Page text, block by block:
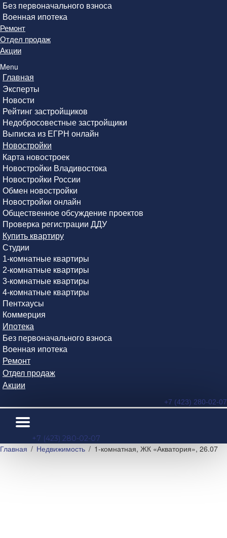
Без первоначального взноса
Военная ипотека
Ремонт
Отдел продаж
Акции
Menu
Главная
Эксперты
Новости
Рейтинг застройщиков
Недобросовестные застройщики
Выписка из ЕГРН онлайн
Новостройки
Карта новостроек
Новостройки Владивостока
Новостройки России
Обмен новостройки
Новостройки онлайн
Общественное обсуждение проектов
Проверка регистрации ДДУ
Купить квартиру
Студии
1-комнатные квартиры
2-комнатные квартиры
3-комнатные квартиры
4-комнатные квартиры
Пентхаусы
Коммерция
Ипотека
Без первоначального взноса
Военная ипотека
Ремонт
Отдел продаж
Акции
+7 (423) 280-02-07
+7 (423) 280-02-07
Главная Недвижимость 1-комнатная, ЖК «Акватория», 26.07